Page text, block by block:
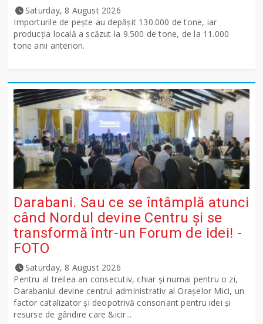
Saturday, 8 August 2026
Importurile de peşte au depăşit 130.000 de tone, iar
producţia locală a scăzut la 9.500 de tone, de la 11.000
tone anii anteriori.
Darabani. Sau ce se întâmplă atunci
când Nordul devine Centru și se
transformă într-un Forum de idei! -
FOTO
Saturday, 8 August 2026
Pentru al treilea an consecutiv, chiar și numai pentru o zi,
Darabaniul devine centrul administrativ al Orașelor Mici, un
factor catalizator și deopotrivă consonant pentru idei și
resurse de gândire care &icir...